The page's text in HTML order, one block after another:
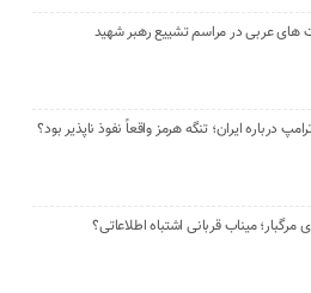
عربی در مراسم تشییع رهبر شهید
درباره ایران؛ تنگه هرمز واقعاً نفوذ ناپذیر بود؟
میناب قربانی اشتباه اطلاعاتی؟